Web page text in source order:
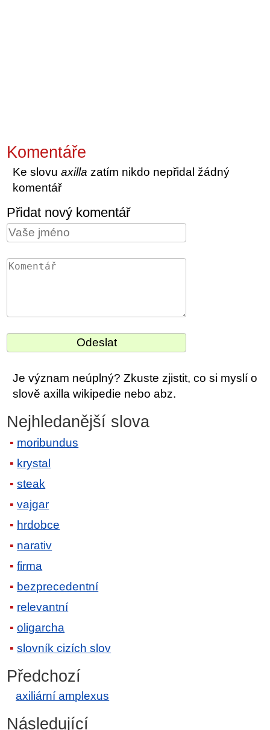
Komentáře
Ke slovuaxilla zatím nikdo nepřidal žádný
komentář
Přidat nový komentář
Je význam neúplný? Zkuste zjistit, co si myslí o
slově axilla wikipedie nebo abz.
Nejhledanější slova
moribundus
krystal
steak
vajgar
hrdobce
narativ
firma
bezprecedentní
relevantní
oligarcha
slovník cizích slov
Předchozí
axiliární amplexus
Následující